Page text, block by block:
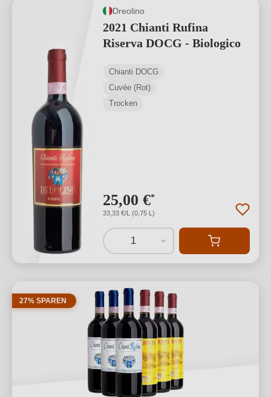
Dreolino
2021 Chianti Rufina
Riserva DOCG - Biologico
Chianti DOCG
Cuvée (Rot)
Trocken
25,00 €*
33,33 €/L (0,75 L)
1
27% SPAREN